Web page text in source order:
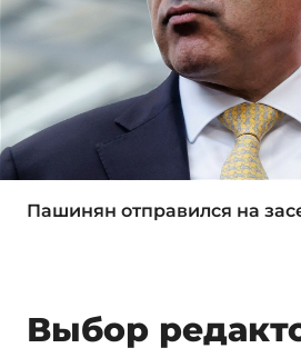
Пашинян отправился на
Выбор